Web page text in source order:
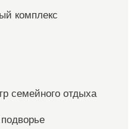
комплекс
семейного отдыха